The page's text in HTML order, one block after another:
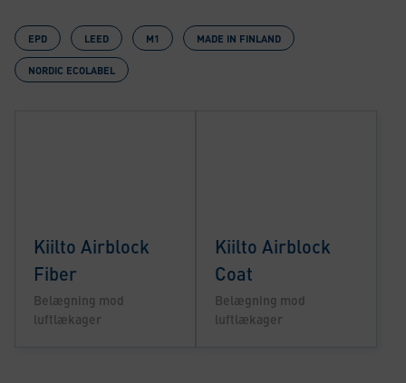
EPD LEED M1 MADE IN FINLAND
NORDIC ECOLABEL
Kiilto Airblock
Fiber
Belægning mod
luftlækager
Kiilto Airblock
Coat
Belægning mod
luftlækager